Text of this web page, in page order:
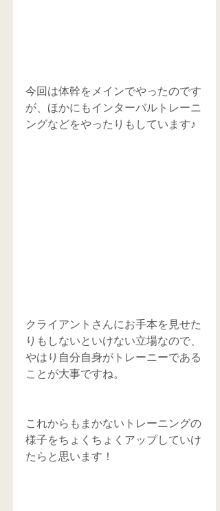
今回は体幹をメインでやったのです
が、ほかにもインターバルトレーニ
ングなどをやったりもしています♪
クライアントさんにお手本を見せた
りもしないといけない立場なので、
やはり自分自身がトレーニーである
ことが大事ですね。
これからもまかないトレーニングの
様子をちょくちょくアップしていけ
たらと思います！